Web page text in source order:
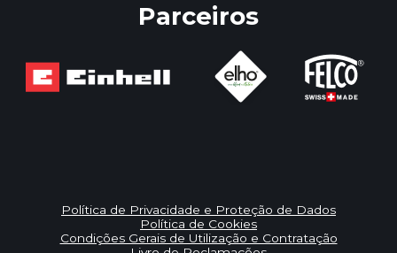
Parceiros
Política de Privacidade e Proteção de Dados
Política de Cookies
Condições Gerais de Utilização e Contratação